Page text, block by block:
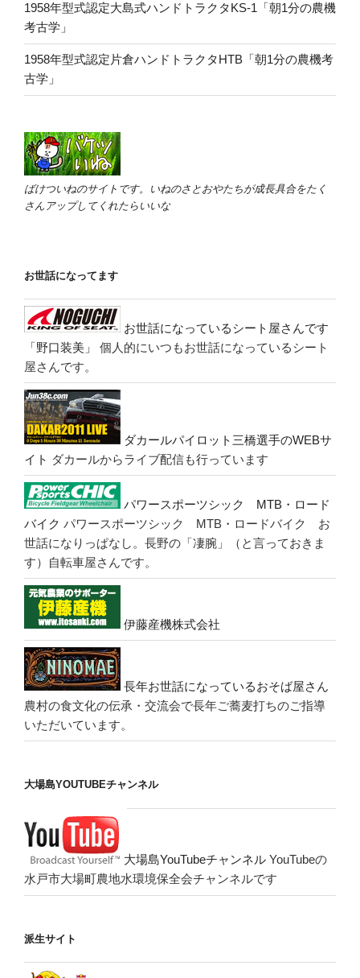
1958年型式認定大島式ハンドトラクタKS-1「朝1分の農機
考古学」
1958年型式認定片倉ハンドトラクタHTB「朝1分の農機考
古学」
ばけついねのサイトです。いねのさとおやたちが成長具合をたく
さんアップしてくれたらいいな
お世話になってます
お世話になっているシート屋さんです
「野口装美」
個人的にいつもお世話になっているシート
屋さんです。
ダカールパイロット三橋選手のWEBサ
イト ダカールからライブ配信も行っています
パワースポーツシック MTB・ロード
バイク パワースポーツシック MTB・ロードバイク お
世話になりっぱなし。長野の「凄腕」（と言っておきま
す）自転車屋さんです。
伊藤産機株式会社
長年お世話になっているおそば屋さん
農村の食文化の伝承・交流会で長年ご蕎麦打ちのご指導
いただいています。
大場島YOUTUBEチャンネル
大場島YouTubeチャンネル YouTubeの
水戸市大場町農地水環境保全会チャンネルです
派生サイト